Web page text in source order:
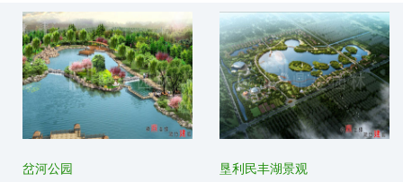
岔河公园 垦利民丰湖景观